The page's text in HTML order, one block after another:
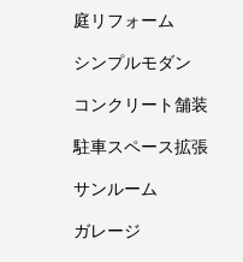
庭リフォーム
シンプルモダン
コンクリート舗装
駐車スペース拡張
サンルーム
ガレージ